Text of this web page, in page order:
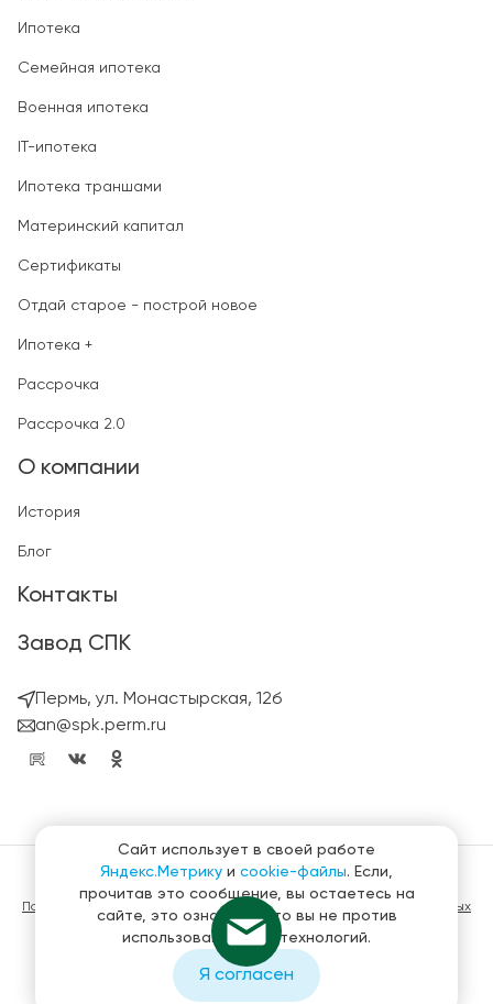
Ипотека
Семейная ипотека
Военная ипотека
IT-ипотека
Ипотека траншами
Материнский капитал
Сертификаты
Отдай старое - построй новое
Ипотека +
Рассрочка
Рассрочка 2.0
О компании
История
Блог
Контакты
Завод СПК
Пермь, ул. Монастырская, 12б
an@spk.perm.ru
© ГК СтройПанельКомплект 2023 – 2026
Политика конфиденциальности в отношении обработки персональных
данных
Материалы, представленные на сайте не являются публичной
офертой
Создание и продвижение сайтов
Сайт использует в своей работе
Яндекс.Метрику и cookie-файлы. Если,
прочитав это сообщение, вы остаетесь на
сайте, это означает, что вы не против
использования этих технологий.
Я согласен